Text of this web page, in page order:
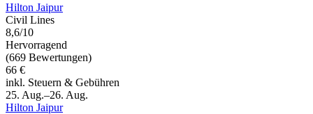
Hilton Jaipur
Civil Lines
8,6/10
Hervorragend
(669 Bewertungen)
66 €
inkl. Steuern & Gebühren
25. Aug.–26. Aug.
Hilton Jaipur